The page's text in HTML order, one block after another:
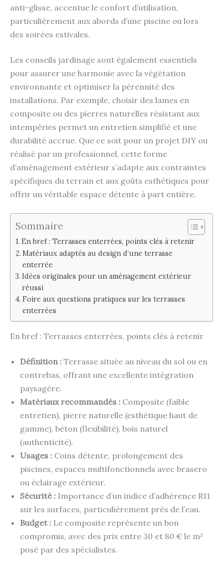
anti-glisse, accentue le confort d’utilisation,
particulièrement aux abords d’une piscine ou lors
des soirées estivales.
Les conseils jardinage sont également essentiels
pour assurer une harmonie avec la végétation
environnante et optimiser la pérennité des
installations. Par exemple, choisir des lames en
composite ou des pierres naturelles résistant aux
intempéries permet un entretien simplifié et une
durabilité accrue. Que ce soit pour un projet DIY ou
réalisé par un professionnel, cette forme
d’aménagement extérieur s’adapte aux contraintes
spécifiques du terrain et aux goûts esthétiques pour
offrir un véritable espace détente à part entière.
Sommaire
En bref : Terrasses enterrées, points clés à retenir
Matériaux adaptés au design d’une terrasse
enterrée
Idées originales pour un aménagement extérieur
réussi
Foire aux questions pratiques sur les terrasses
enterrées
En bref : Terrasses enterrées, points clés à retenir
Définition : Terrasse située au niveau du sol ou en
contrebas, offrant une excellente intégration
paysagère.
Matériaux recommandés : Composite (faible
entretien), pierre naturelle (esthétique haut de
gamme), béton (flexibilité), bois naturel
(authenticité).
Usages : Coins détente, prolongement des
piscines, espaces multifonctionnels avec brasero
ou éclairage extérieur.
Sécurité : Importance d’un indice d’adhérence R11
sur les surfaces, particulièrement près de l’eau.
Budget : Le composite représente un bon
compromis, avec des prix entre 30 et 80 € le m²
posé par des spécialistes.